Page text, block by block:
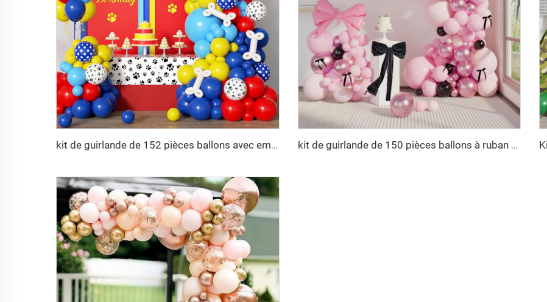
kit de guirlande de 152 pièces ballons avec empreintes de pattes et os de chien en aluminium pour baby shower kit de guirlande de 150 pièces ballons à ruban rose noir ruban cravate et ballons en mylar pour décorations d'anniversaire de filles